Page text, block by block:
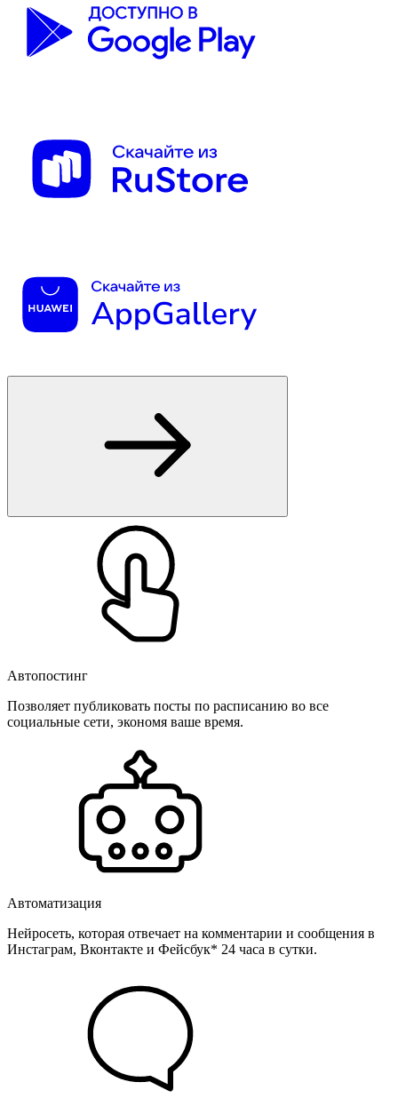
Автопостинг
Позволяет публиковать посты по расписанию во все
социальные сети, экономя ваше время.
Автоматизация
Нейросеть, которая отвечает на комментарии и сообщения в
Инстаграм, Вконтакте и Фейсбук* 24 часа в сутки.